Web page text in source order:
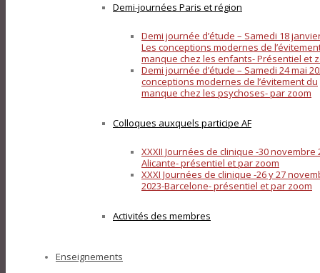
Demi-journées Paris et région
Demi journée d’étude – Samedi 18
Les conceptions modernes de
manque chez les enfants- Présentiel et
Demi journée d’étude – Samedi 24 mai
conceptions modernes de l’évitement du
manque chez les psychoses- par zoom
Colloques auxquels participe AF
XXXII Journées de clinique -30 novembre
Alicante- présentiel et par zoom
XXXI Journées de clinique -26 y 27
2023-Barcelone- présentiel et par zoom
Activités des membres
Enseignements